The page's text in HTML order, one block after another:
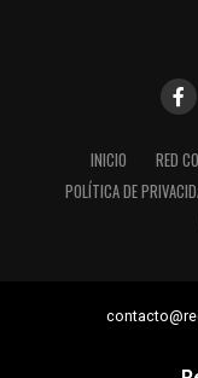
INICIO RED
POLÍTICA DE